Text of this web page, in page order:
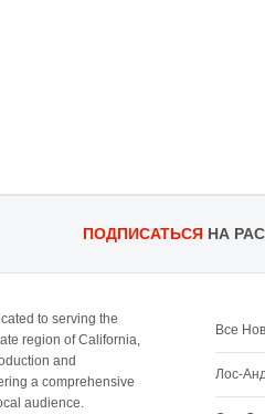
ПОДПИСАТЬСЯНА
to serving the
region of California,
and
a comprehensive
audience.
Все
Лос-